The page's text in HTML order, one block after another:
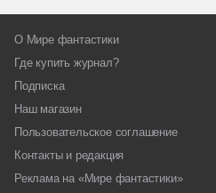
О Мире фантастики
Где купить журнал?
Подписка
Наш магазин
Пользовательское соглашение
Контакты и редакция
Реклама на «Мире фантастики»